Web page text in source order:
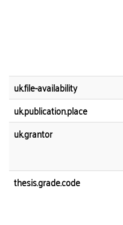
uk.file-availability
uk.publication.place
uk.grantor
thesis.grade.code